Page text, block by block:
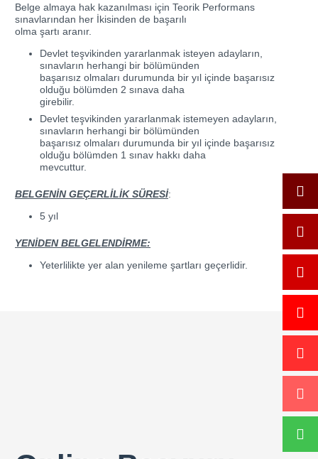
Belge almaya hak kazanılması için Teorik Performans
sınavlarından her İkisinden de başarılı
olma şartı aranır.
Devlet teşvikinden yararlanmak isteyen adayların,
sınavların herhangi bir bölümünden
başarısız olmaları durumunda bir yıl içinde başarısız
olduğu bölümden 2 sınava daha
girebilir.
Devlet teşvikinden yararlanmak istemeyen adayların,
sınavların herhangi bir bölümünden
başarısız olmaları durumunda bir yıl içinde başarısız
olduğu bölümden 1 sınav hakkı daha
mevcuttur.
BELGENİN GEÇERLİLİK SÜRESİ:
5 yıl
YENİDEN BELGELENDİRME:
Yeterlilikte yer alan yenileme şartları geçerlidir.